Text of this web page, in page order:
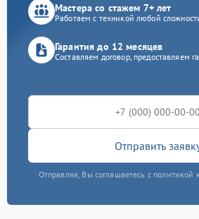
Мастера со стажем 7+ лет
Работаем с техникой любой
Гарантия до 12 месяцев
Составляем договор, предоставляем
Отправить
Отправляя, Вы соглашаетесь с политикой